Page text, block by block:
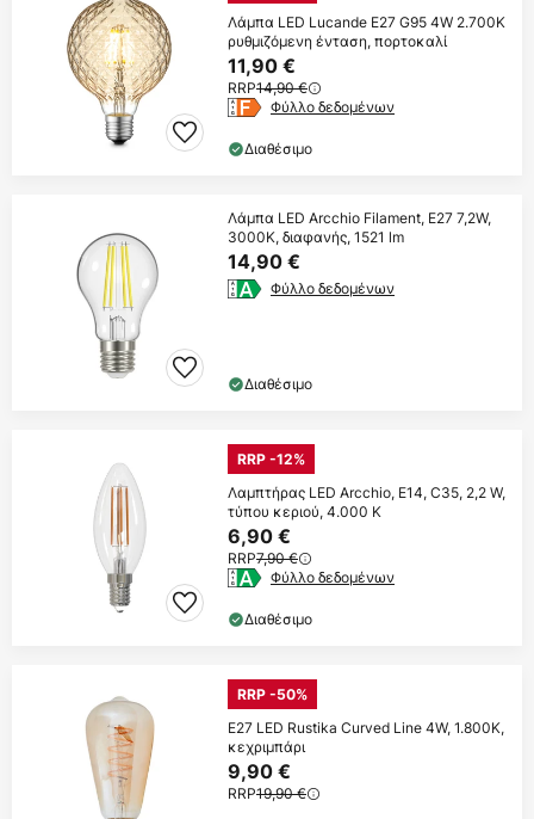
Λάμπα LED Lucande E27 G95 4W 2.700K
ρυθμιζόμενη ένταση, πορτοκαλί
11,90 €
RRP14,90 €
Φύλλο δεδομένων
Διαθέσιμο
Λάμπα LED Arcchio Filament, E27 7,2W,
3000K, διαφανής, 1521 lm
14,90 €
Φύλλο δεδομένων
Διαθέσιμο
RRP -12%
Λαμπτήρας LED Arcchio, E14, C35, 2,2 W,
τύπου κεριού, 4.000 K
6,90 €
RRP7,90 €
Φύλλο δεδομένων
Διαθέσιμο
RRP -50%
E27 LED Rustika Curved Line 4W, 1.800K,
κεχριμπάρι
9,90 €
RRP19,90 €